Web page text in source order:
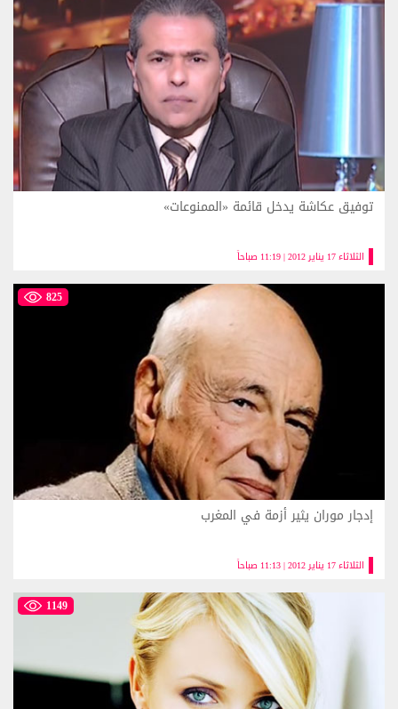
الثلاثاء 17 يناير 2012 | 11:19 صباحاً
توفيق عكاشة يدخل قائمة «الممنوعات»
825
الثلاثاء 17 يناير 2012 | 11:13 صباحاً
إدجار موران يثير أزمة في المغرب
1149